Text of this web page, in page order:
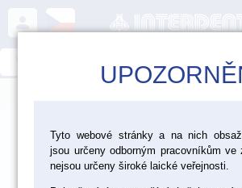
person
> Ordinace > Endodoncie >
Endodontické nástroje Maillefer - Dentsply
Tyto webové stránky a na nich
jsou určeny odborným pracovníkům ve
nejsou určeny široké laické veřejnosti.